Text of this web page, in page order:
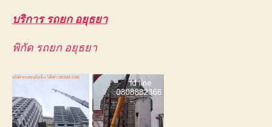
บริการ รถยก อยุธยา
พิกัด รถยก อยุธยา